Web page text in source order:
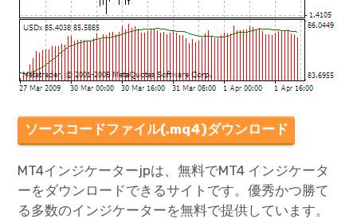
ソースコードファイル(.mq4)ダウンロード
MT4インジケーターjpは、無料でMT4 インジケータ
ーをダウンロードできるサイトです。優秀かつ勝て
る多数のインジケーターを無料で提供しています。